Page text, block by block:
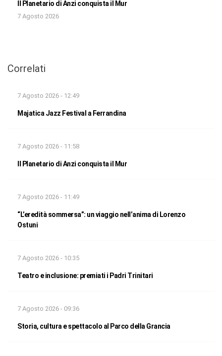
Il Planetario di Anzi conquista il Mur
7 Agosto 2026
Correlati
7 Agosto 2026 - 12:49
Majatica Jazz Festival a Ferrandina
7 Agosto 2026 - 11:58
Il Planetario di Anzi conquista il Mur
7 Agosto 2026 - 11:49
“L’eredità sommersa”: un viaggio nell’anima di Lorenzo
Ostuni
7 Agosto 2026 - 10:35
Teatro e inclusione: premiati i Padri Trinitari
7 Agosto 2026 - 09:36
Storia, cultura e spettacolo al Parco della Grancia